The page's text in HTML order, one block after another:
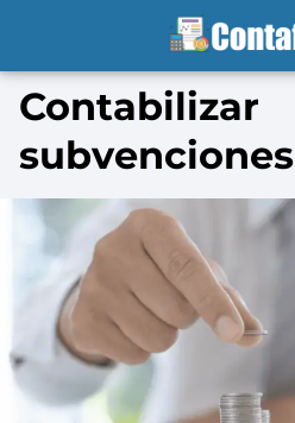
Contabilizar
subvenciones